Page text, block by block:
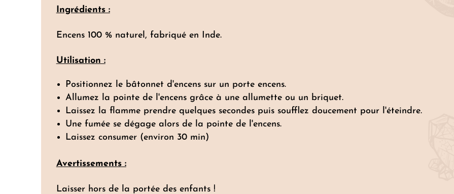
Ingrédients :
Encens 100 % naturel, fabriqué en Inde.
Utilisation :
Positionnez le bâtonnet d'encens sur un porte encens.
Allumez la pointe de l'encens grâce à une allumette ou un briquet.
Laissez la flamme prendre quelques secondes puis soufflez doucement pour l'éteindre.
Une fumée se dégage alors de la pointe de l'encens.
Laissez consumer (environ 30 min)
Avertissements :
Laisser hors de la portée des enfants !